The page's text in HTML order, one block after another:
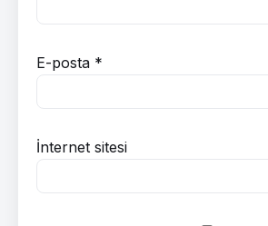
E-posta *
İnternet sitesi